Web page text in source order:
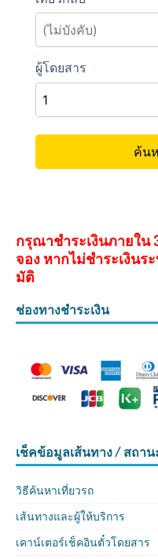
กรุณาชำระเงินภายใน
จอง หากไม่ชำระเงินร
มัติ
ช่องทางชำระเงิน
เช็คข้อมูลเส้นทาง / สถาน
วิธีค้นหาเที่ยวรถ
เส้นทางและผู้ให้บริการ
เคาน์เตอร์เช็คอินตั๋วโดยสาร